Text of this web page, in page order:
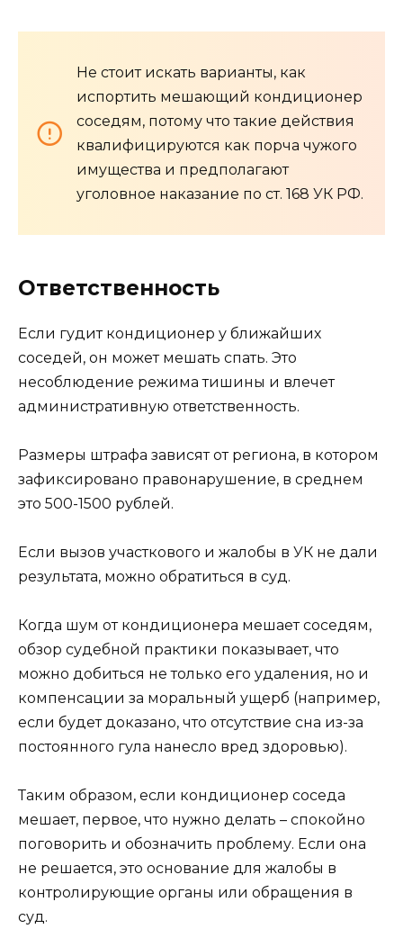
Не стоит искать варианты, как
испортить мешающий кондиционер
соседям, потому что такие действия
квалифицируются как порча чужого
имущества и предполагают
уголовное наказание по ст. 168 УК РФ.
Ответственность
Если гудит кондиционер у ближайших
соседей, он может мешать спать. Это
несоблюдение режима тишины и влечет
административную ответственность.
Размеры штрафа зависят от региона, в котором
зафиксировано правонарушение, в среднем
это 500-1500 рублей.
Если вызов участкового и жалобы в УК не дали
результата, можно обратиться в суд.
Когда шум от кондиционера мешает соседям,
обзор судебной практики показывает, что
можно добиться не только его удаления, но и
компенсации за моральный ущерб (например,
если будет доказано, что отсутствие сна из-за
постоянного гула нанесло вред здоровью).
Таким образом, если кондиционер соседа
мешает, первое, что нужно делать – спокойно
поговорить и обозначить проблему. Если она
не решается, это основание для жалобы в
контролирующие органы или обращения в
суд.